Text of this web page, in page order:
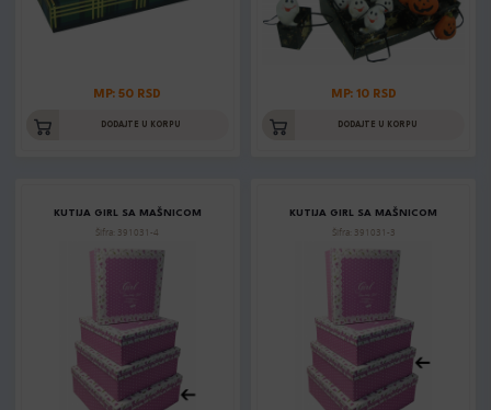
MP: 50 RSD
DODAJTE U KORPU
MP: 10 RSD
DODAJTE U KORPU
KUTIJA GIRL SA MAŠNICOM
Šifra: 391031-4
KUTIJA GIRL SA MAŠNICOM
Šifra: 391031-3